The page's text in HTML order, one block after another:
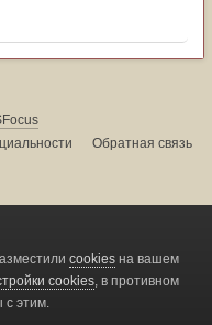
Обратная связь
cookies на вашем
cookies, в противном
с этим.